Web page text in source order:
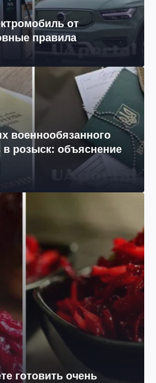
от
правила
военнообязанного
в розыск: объяснение
готовить очень